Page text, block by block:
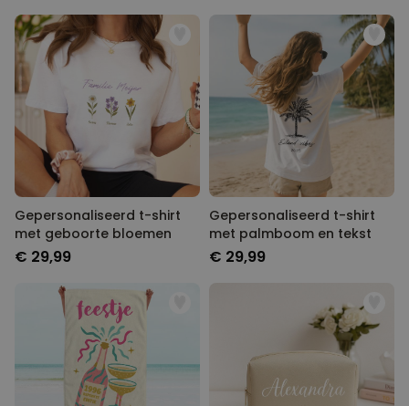
Gepersonaliseerd t-shirt
met geboorte bloemen
€ 29,99
Gepersonaliseerd t-shirt
met palmboom en tekst
€ 29,99